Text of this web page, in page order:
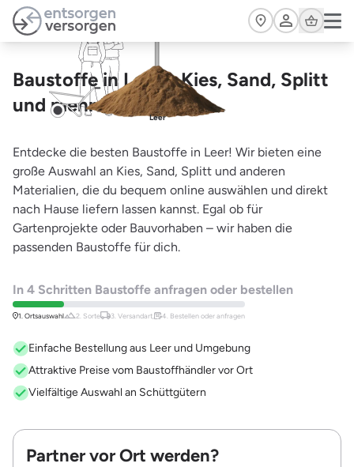
Zum Hauptinhalt springen
Cart
Baustoffe in Leer – Kies, Sand, Splitt
und mehr bestellen
Leer
Entdecke die besten Baustoffe in Leer! Wir bieten eine
große Auswahl an Kies, Sand, Splitt und anderen
Materialien, die du bequem online auswählen und direkt
nach Hause liefern lassen kannst. Egal ob für
Gartenprojekte oder Bauvorhaben – wir haben die
passenden Baustoffe für dich.
In 4 Schritten Baustoffe anfragen oder bestellen
1. Ortsauswahl 2. Sorte 3. Versandart, 4. Bestellen oder anfragen
Einfache Bestellung aus Leer und Umgebung
Attraktive Preise vom Baustoffhändler vor Ort
Vielfältige Auswahl an Schüttgütern
Partner vor Ort werden?